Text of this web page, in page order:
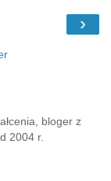
›
bloger z
2004 r.